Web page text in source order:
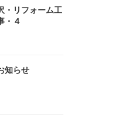
・リフォーム工
・４
知らせ